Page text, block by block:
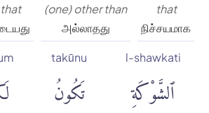
that
நிச்சயமாக
(one) other than
அல்லாதது
that
l-shawkati
ٱلشَّوْكَةِ
takūnu
تَكُونُ